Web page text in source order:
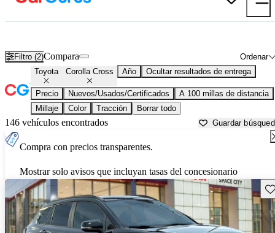
Filtro (2) Ordenar
Compara
Toyota Corolla Cross Año Ocultar resultados de entrega
Precio Nuevos/Usados/Certificados
A 100 millas de distancia
Millaje
Color Tracción Borrar todo
146 vehículos encontrados Guardar
Compra con precios transparentes.
Mostrar solo avisos que incluyan tasas del concesionario